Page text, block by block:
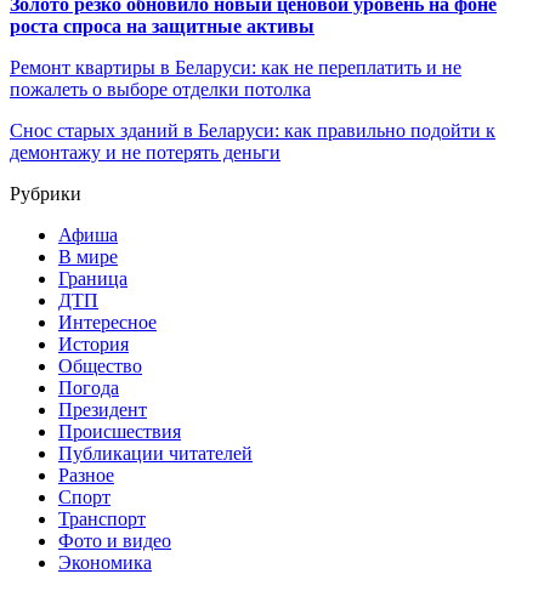
роста спроса на защитные активы
Ремонт квартиры в Беларуси: как не переплатить и не
пожалеть о выборе отделки потолка
Снос старых зданий в Беларуси: как правильно подойти к
демонтажу и не потерять деньги
Рубрики
Афиша
В мире
Граница
ДТП
Интересное
История
Общество
Погода
Президент
Происшествия
Публикации читателей
Разное
Спорт
Транспорт
Фото и видео
Экономика